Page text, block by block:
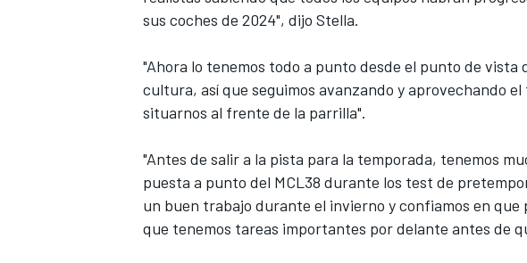
sus coches de 2024", dijo Stella.
"Ahora lo tenemos todo a punto desde el punto de
cultura, así que seguimos avanzando y aprovechando
situarnos al frente de la parrilla".
"Antes de salir a la pista para la temporada, tenemos
puesta a punto del MCL38 durante los test de
un buen trabajo durante el invierno y confiamos en que
que tenemos tareas importantes por delante antes de